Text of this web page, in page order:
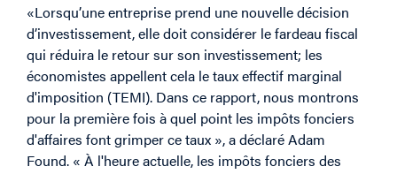
«Lorsqu’une entreprise prend une nouvelle décision
d’investissement, elle doit considérer le fardeau fiscal
qui réduira le retour sur son investissement; les
économistes appellent cela le taux effectif marginal
d'imposition (TEMI). Dans ce rapport, nous montrons
pour la première fois à quel point les impôts fonciers
d'affaires font grimper ce taux », a déclaré Adam
Found. « À l'heure actuelle, les impôts fonciers des